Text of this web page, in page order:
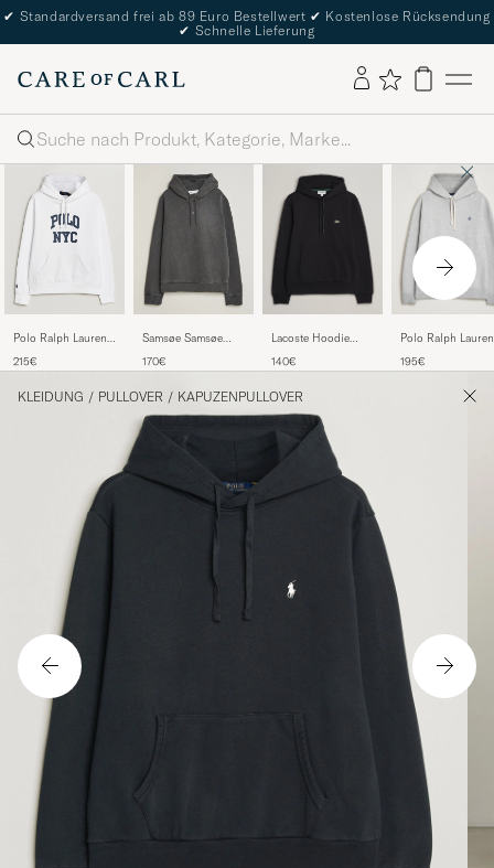
✔ Standardversand frei ab 89 Euro Bestellwert ✔ Kostenlose Rücksendung
✔ Schnelle Lieferung
Suche
Polo Ralph Lauren
Hoodie White
215€
Samsøe Samsøe
Hoodie Black
170€
Lacoste Hoodie
140€
Polo Ralph Lauren
Andover Heather
195€
KLEIDUNG / PULLOVER / KAPUZENPULLOVER